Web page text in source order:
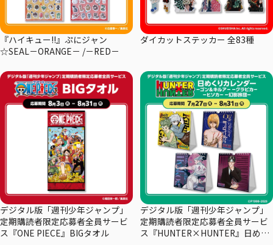
『ハイキュー!!』ぷにジャン
☆SEAL－ORANGE－ /－RED－
ダイカットステッカー 全83種
デジタル版「週刊少年ジャンプ」
定期購読者限定応募者全員サービ
ス『ONE PIECE』BIGタオル
デジタル版「週刊少年ジャンプ」
定期購読者限定応募者全員サービ
ス『HUNTER×HUNTER』日めく